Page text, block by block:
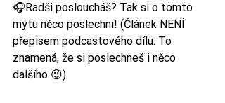
🎧Radši posloucháš? Tak si o tomto
mýtu něco poslechni! (Článek NENÍ
přepisem podcastového dílu. To
znamená, že si poslechneš i něco
dalšího 😉)